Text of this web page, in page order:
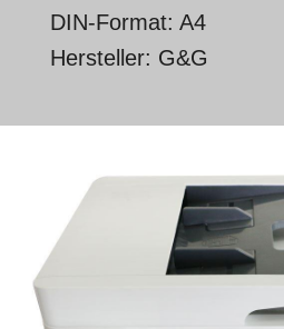
DIN-Format: A4
Hersteller: G&G